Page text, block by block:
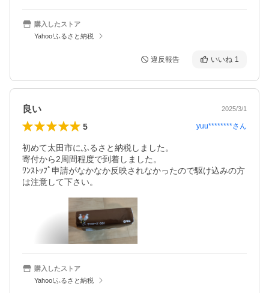
購入したストア
Yahoo!ふるさと納税
違反報告 いいね 1
良い 2025/3/1
5 yuu********さん
初めて太田市にふるさと納税しました。
寄付から2周間程度で到着しました。
ﾜﾝｽﾄｯﾌﾟ申請がなかなか反映されなかったので駆け込みの方
は注意して下さい。
購入したストア
Yahoo!ふるさと納税